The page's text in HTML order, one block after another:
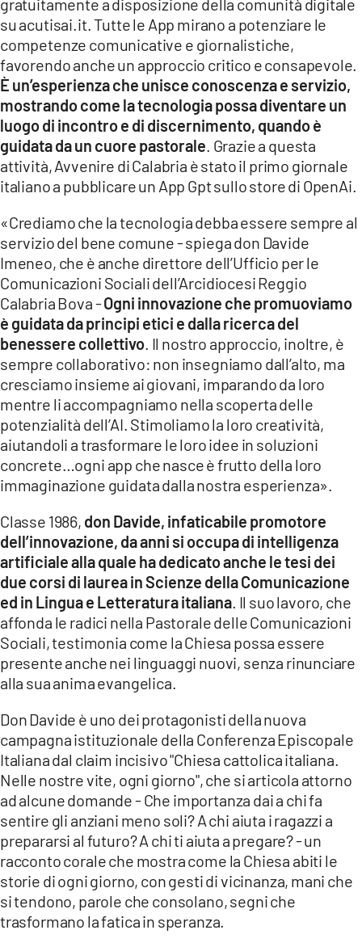
gratuitamente a disposizione della comunità digitale
su acutisai.it. Tutte le App mirano a potenziare le
competenze comunicative e giornalistiche,
favorendo anche un approccio critico e consapevole.
È un’esperienza che unisce conoscenza e servizio,
mostrando come la tecnologia possa diventare un
luogo di incontro e di discernimento, quando è
guidata da un cuore pastorale. Grazie a questa
attività, Avvenire di Calabria è stato il primo giornale
italiano a pubblicare un App Gpt sullo store di OpenAi.
«Crediamo che la tecnologia debba essere sempre al
servizio del bene comune - spiega don Davide
Imeneo, che è anche direttore dell’Ufficio per le
Comunicazioni Sociali dell’Arcidiocesi Reggio
Calabria Bova -Ogni innovazione che promuoviamo
è guidata da principi etici e dalla ricerca del
benessere collettivo. Il nostro approccio, inoltre, è
sempre collaborativo: non insegniamo dall’alto, ma
cresciamo insieme ai giovani, imparando da loro
mentre li accompagniamo nella scoperta delle
potenzialità dell’AI. Stimoliamo la loro creatività,
aiutandoli a trasformare le loro idee in soluzioni
concrete…ogni app che nasce è frutto della loro
immaginazione guidata dalla nostra esperienza».
Classe 1986, don Davide, infaticabile promotore
dell’innovazione, da anni si occupa di intelligenza
artificiale alla quale ha dedicato anche le tesi dei
due corsi di laurea in Scienze della Comunicazione
ed in Lingua e Letteratura italiana. Il suo lavoro, che
affonda le radici nella Pastorale delle Comunicazioni
Sociali, testimonia come la Chiesa possa essere
presente anche nei linguaggi nuovi, senza rinunciare
alla sua anima evangelica.
Don Davide è uno dei protagonisti della nuova
campagna istituzionale della Conferenza Episcopale
Italiana dal claim incisivo "Chiesa cattolica italiana.
Nelle nostre vite, ogni giorno", che si articola attorno
ad alcune domande - Che importanza dai a chi fa
sentire gli anziani meno soli? A chi aiuta i ragazzi a
prepararsi al futuro? A chi ti aiuta a pregare? - un
racconto corale che mostra come la Chiesa abiti le
storie di ogni giorno, con gesti di vicinanza, mani che
si tendono, parole che consolano, segni che
trasformano la fatica in speranza.